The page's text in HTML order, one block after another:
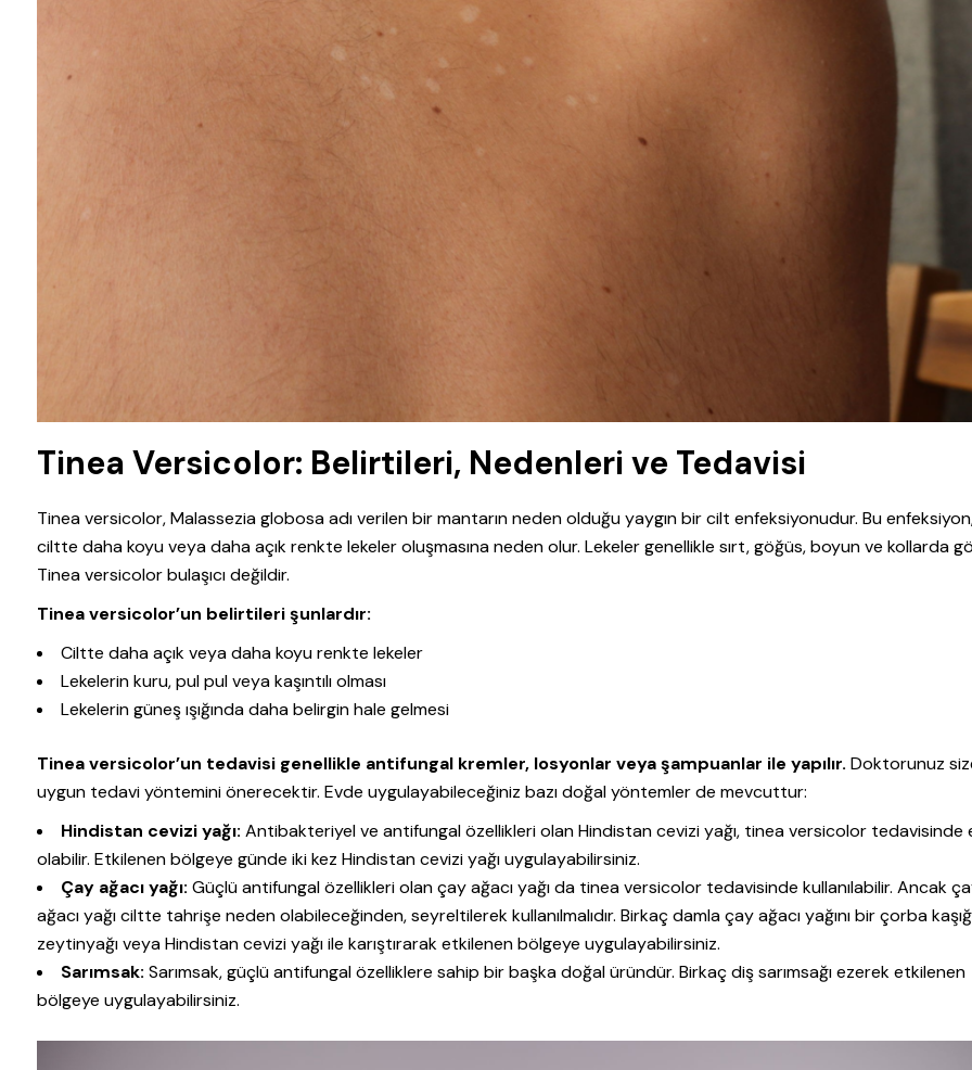
Tinea Versicolor: Belirtileri, Nedenleri ve Tedavisi
Tinea versicolor, Malassezia globosa adı verilen bir mantarın neden olduğu yaygın bir cilt enfeksiyonudur. Bu
ciltte daha koyu veya daha açık renkte lekeler oluşmasına neden olur. Lekeler genellikle sırt, göğüs, boyun ve kollarda
Tinea versicolor bulaşıcı değildir.
Tinea versicolor’un belirtileri şunlardır:
Ciltte daha açık veya daha koyu renkte lekeler
Lekelerin kuru, pul pul veya kaşıntılı olması
Lekelerin güneş ışığında daha belirgin hale gelmesi
Tinea versicolor’un tedavisi genellikle antifungal kremler, losyonlar veya şampuanlar ile yapılır. Doktorunuz
uygun tedavi yöntemini önerecektir. Evde uygulayabileceğiniz bazı doğal yöntemler de mevcuttur:
Hindistan cevizi yağı: Antibakteriyel ve antifungal özellikleri olan Hindistan cevizi yağı, tinea versicolor tedavisinde
olabilir. Etkilenen bölgeye günde iki kez Hindistan cevizi yağı uygulayabilirsiniz.
Çay ağacı yağı: Güçlü antifungal özellikleri olan çay ağacı yağı da tinea versicolor tedavisinde kullanılabilir. Ancak
ağacı yağı ciltte tahrişe neden olabileceğinden, seyreltilerek kullanılmalıdır. Birkaç damla çay ağacı yağını bir çorba
zeytinyağı veya Hindistan cevizi yağı ile karıştırarak etkilenen bölgeye uygulayabilirsiniz.
Sarımsak: Sarımsak, güçlü antifungal özelliklere sahip bir başka doğal üründür. Birkaç diş sarımsağı ezerek etkilenen
bölgeye uygulayabilirsiniz.